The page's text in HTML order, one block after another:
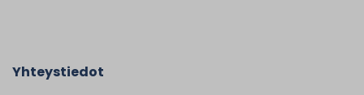
Yhteystiedot